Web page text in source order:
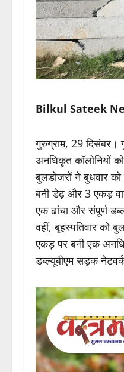
Bilkul Sateek
गुरुग्राम, 29 दिसंबर।
अनधिकृत कॉलोनियों
बुलडोजरों ने बुधवार
बनी डेढ़ और 3 एकड़
एक ढांचा और संपूर्ण
वहीं, बृहस्पतिवार को
एकड़ पर बनी एक
डब्ल्यूबीएम सड़क